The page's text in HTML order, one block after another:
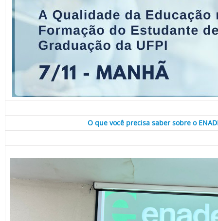
O que você precisa saber sobre o